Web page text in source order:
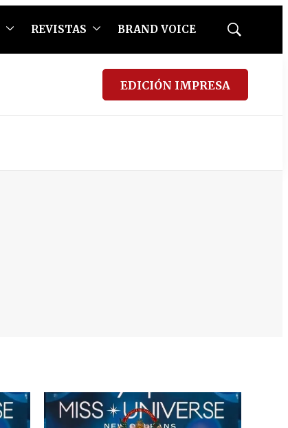
REVISTAS BRAND VOICE
Mostrar
EDICIÓN IMPRESA